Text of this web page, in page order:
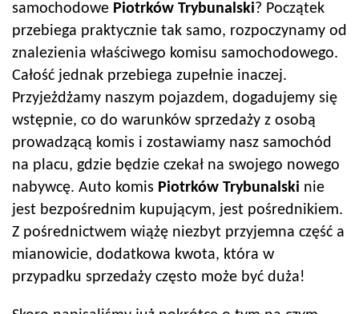
samochodowe Piotrków Trybunalski ? Początek
przebiega praktycznie tak samo, rozpoczynamy od
znalezienia właściwego komisu samochodowego.
Całość jednak przebiega zupełnie inaczej.
Przyjeżdżamy naszym pojazdem, dogadujemy się
wstępnie, co do warunków sprzedaży z osobą
prowadzącą komis i zostawiamy nasz samochód
na placu, gdzie będzie czekał na swojego nowego
nabywcę. Auto komis Piotrków Trybunalski nie
jest bezpośrednim kupującym, jest pośrednikiem.
Z pośrednictwem wiążę niezbyt przyjemna część a
mianowicie, dodatkowa kwota, która w
przypadku sprzedaży często może być duża!